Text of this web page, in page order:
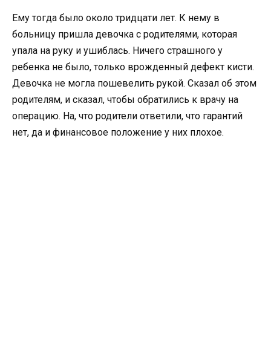
Ему тогда было около тридцати лет. К нему в
больницу пришла девочка с родителями, которая
упала на руку и ушиблась. Ничего страшного у
ребенка не было, только врожденный дефект кисти.
Девочка не могла пошевелить рукой. Сказал об этом
родителям, и сказал, чтобы обратились к врачу на
операцию. На, что родители ответили, что гарантий
нет, да и финансовое положение у них плохое.